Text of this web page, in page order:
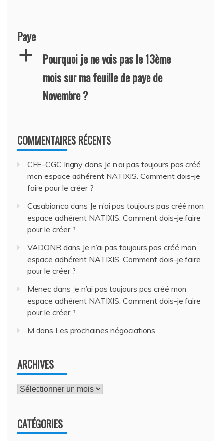
Paye
a
Pourquoi je ne vois pas le 13ème
mois sur ma feuille de paye de
Novembre ?
COMMENTAIRES RÉCENTS
CFE-CGC Irigny dans Je n’ai pas toujours pas créé
mon espace adhérent NATIXIS. Comment dois-je
faire pour le créer ?
Casabianca dans Je n’ai pas toujours pas créé mon
espace adhérent NATIXIS. Comment dois-je faire
pour le créer ?
VADONR dans Je n’ai pas toujours pas créé mon
espace adhérent NATIXIS. Comment dois-je faire
pour le créer ?
Menec dans Je n’ai pas toujours pas créé mon
espace adhérent NATIXIS. Comment dois-je faire
pour le créer ?
M dans Les prochaines négociations
ARCHIVES
Archives
CATÉGORIES